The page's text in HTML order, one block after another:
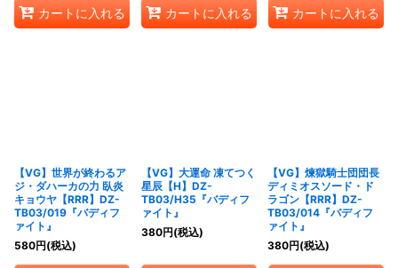
カートに入れる カートに入れる カートに入れる
【VG】世界が終わるア
ジ・ダハーカの力 臥炎
キョウヤ【RRR】DZ-
TB03/019『バディフ
ァイト』
580円(税込)
【VG】大運命 凍てつく
星辰【H】DZ-
TB03/H35『バディフ
ァイト』
380円(税込)
【VG】煉獄騎士団団長
ディミオスソード・ド
ラゴン【RRR】DZ-
TB03/014『バディフ
ァイト』
380円(税込)